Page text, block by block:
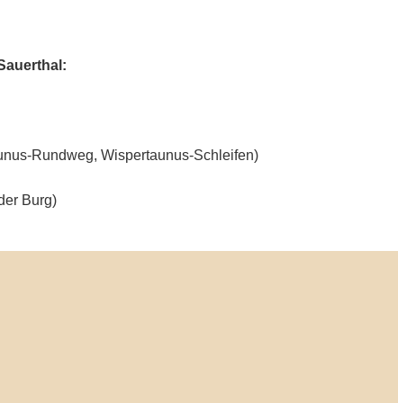
Rundweg, Wispertaunus-Schleifen)
Burg)